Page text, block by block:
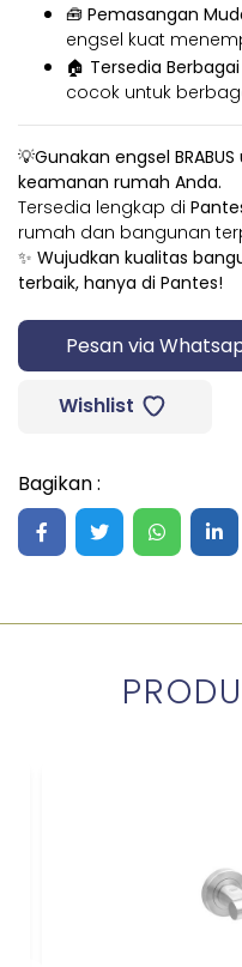
🧰 Pemasangan
engsel kuat
🏠 Tersedia
cocok untuk
💡Gunakan engsel
keamanan rumah Anda.
Tersedia lengkap di
rumah dan bangunan
✨ Wujudkan kualitas
terbaik, hanya di Pantes!
Pesan via
Wishlist
Bagikan :
Share on Facebook
Share onShare on